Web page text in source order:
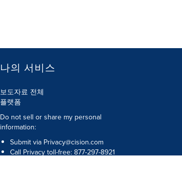
나의 서비스
보도자료 전체
플랫폼
Do not sell or share my personal
information:
Submit via Privacy@cision.com
Call Privacy toll-free: 877-297-8921